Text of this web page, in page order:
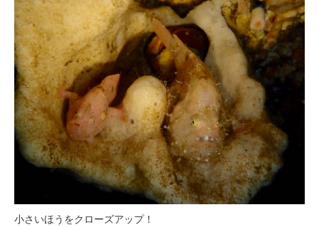
小さいほうをクローズアップ！